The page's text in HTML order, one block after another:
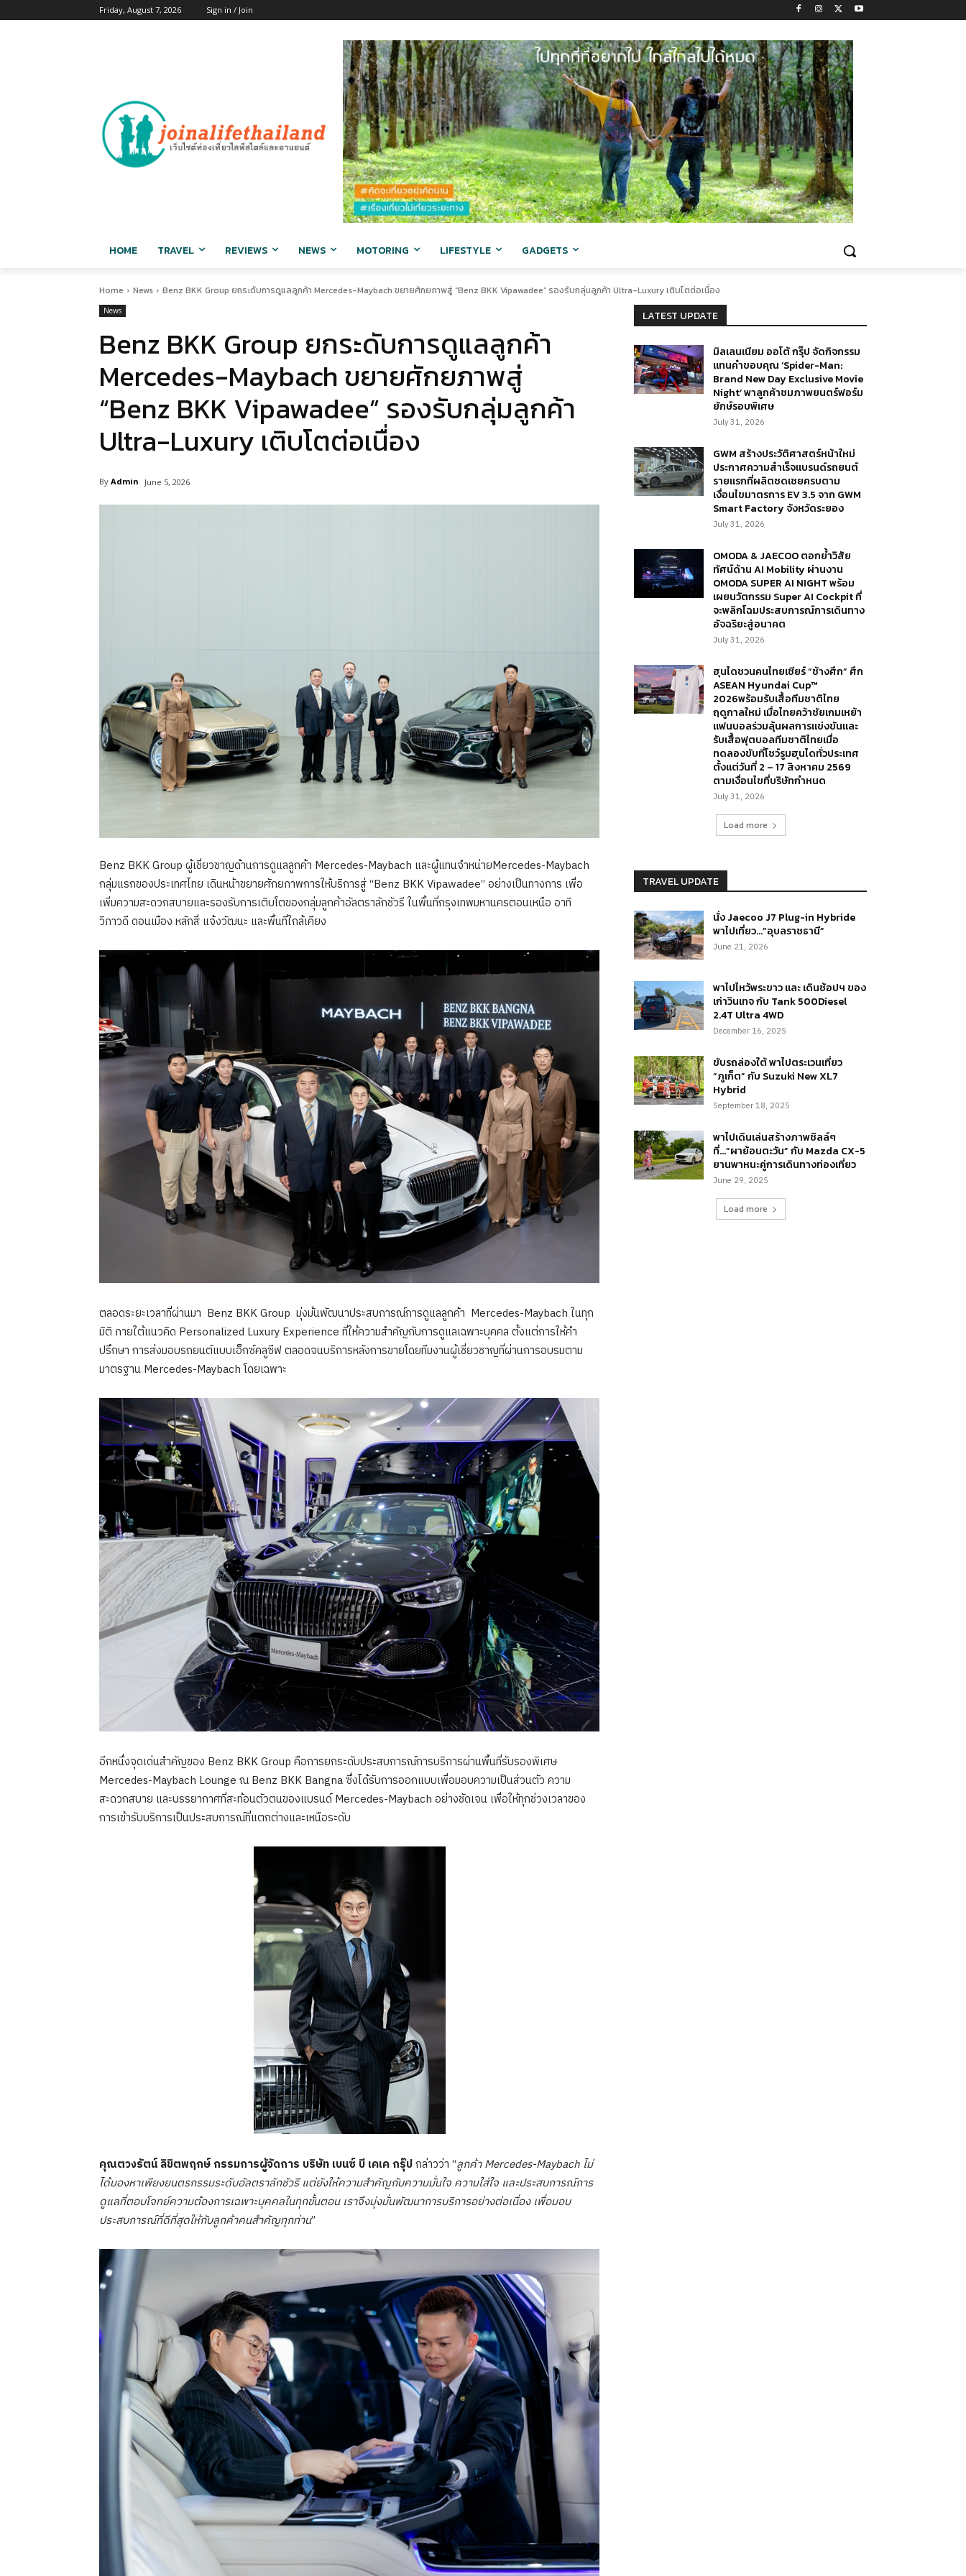
Friday, August 7, 2026 Sign in / Join
HOME TRAVEL REVIEWS NEWS MOTORING LIFESTYLE GADGETS
Home News Benz BKK Group ยกระดับการดูแลลูกค้า Mercedes-Maybach ขยายศักยภาพสู่ “Benz BKK Vipawadee” รองรับกลุ่มลูกค้า Ultra-Luxury เติบโตต่อเนื่อง
News
Benz BKK Group ยกระดับการดูแลลูกค้า
Mercedes-Maybach ขยายศักยภาพสู่
“Benz BKK Vipawadee” รองรับกลุ่มลูกค้า
Ultra-Luxury เติบโตต่อเนื่อง
By Admin June 5, 2026
Benz BKK Group ผู้เชี่ยวชาญด้านการดูแลลูกค้า Mercedes-Maybach และผู้แทนจำหน่ายMercedes-Maybach
กลุ่มแรกของประเทศไทย เดินหน้าขยายศักยภาพการให้บริการสู่ “Benz BKK Vipawadee” อย่างเป็นทางการ เพื่อ
เพิ่มความสะดวกสบายและรองรับการเติบโตของกลุ่มลูกค้าอัลตราลักชัวรี ในพื้นที่กรุงเทพมหานครตอนเหนือ อาทิ
วิภาวดี ดอนเมือง หลักสี่ แจ้งวัฒนะ และพื้นที่ใกล้เคียง
ตลอดระยะเวลาที่ผ่านมา Benz BKK Group มุ่งมั่นพัฒนาประสบการณ์การดูแลลูกค้า Mercedes-Maybach ในทุก
มิติ ภายใต้แนวคิด Personalized Luxury Experience ที่ให้ความสำคัญกับการดูแลเฉพาะบุคคล ตั้งแต่การให้คำ
ปรึกษา การส่งมอบรถยนต์แบบเอ็กซ์คลูซีฟ ตลอดจนบริการหลังการขายโดยทีมงานผู้เชี่ยวชาญที่ผ่านการอบรมตาม
มาตรฐาน Mercedes-Maybach โดยเฉพาะ
อีกหนึ่งจุดเด่นสำคัญของ Benz BKK Group คือการยกระดับประสบการณ์การบริการผ่านพื้นที่รับรองพิเศษ
Mercedes-Maybach Lounge ณ Benz BKK Bangna ซึ่งได้รับการออกแบบเพื่อมอบความเป็นส่วนตัว ความ
สะดวกสบาย และบรรยากาศที่สะท้อนตัวตนของแบรนด์ Mercedes-Maybach อย่างชัดเจน เพื่อให้ทุกช่วงเวลาของ
การเข้ารับบริการเป็นประสบการณ์ที่แตกต่างและเหนือระดับ
คุณตวงรัตน์ ลิขิตพฤกษ์กรรมการผู้จัดการ บริษัท เบนซ์ บี เคเค กรุ๊ปกล่าวว่า “ลูกค้าMercedes-Maybach ไม่
ได้มองหาเพียงยนตรกรรมระดับอัลตราลักชัวรี แต่ยังให้ความสำคัญกับความมั่นใจ ความใส่ใจ และประสบการณ์การ
ดูแลที่ตอบโจทย์ความต้องการเฉพาะบุคคลในทุกขั้นตอน เราจึงมุ่งมั่นพัฒนาการบริการอย่างต่อเนื่อง เพื่อมอบ
ประสบการณ์ที่ดีที่สุดให้กับลูกค้าคนสำคัญทุกท่าน”
LATEST UPDATE
มิลเลนเนียม ออโต้ กรุ๊ป จัดกิจกรรม
แทนคำขอบคุณ ‘Spider-Man:
Brand New Day Exclusive Movie
Night’ พาลูกค้าชมภาพยนตร์ฟอร์ม
ยักษ์รอบพิเศษ
July 31, 2026
GWM สร้างประวัติศาสตร์หน้าใหม่
ประกาศความสำเร็จแบรนด์รถยนต์
รายแรกที่ผลิตชดเชยครบตาม
เงื่อนไขมาตรการ EV 3.5 จาก GWM
Smart Factory จังหวัดระยอง
July 31, 2026
OMODA & JAECOO ตอกย้ำวิสัย
ทัศน์ด้าน AI Mobility ผ่านงาน
OMODA SUPER AI NIGHT พร้อม
เผยนวัตกรรม Super AI Cockpit ที่
จะพลิกโฉมประสบการณ์การเดินทาง
อัจฉริยะสู่อนาคต
July 31, 2026
ฮุนไดชวนคนไทยเชียร์ “ช้างศึก” ศึก
ASEAN Hyundai Cup™
2026พร้อมรับเสื้อทีมชาติไทย
ฤดูกาลใหม่ เมื่อไทยคว้าชัยเกมเหย้า
แฟนบอลร่วมลุ้นผลการแข่งขันและ
รับเสื้อฟุตบอลทีมชาติไทยเมื่อ
ทดลองขับที่โชว์รูมฮุนไดทั่วประเทศ
ตั้งแต่วันที่ 2 – 17 สิงหาคม 2569
ตามเงื่อนไขที่บริษัทกำหนด
July 31, 2026
Load more
TRAVEL UPDATE
นั่ง Jaecoo J7 Plug-in Hybride
พาไปเที่ยว…”อุบลราชธานี”
June 21, 2026
พาไปไหว้พระขาว และ เดินช้อปฯ ของ
เก่าวินเทจ กับ Tank 500Diesel
2.4T Ultra 4WD
December 16, 2025
ขับรถล่องใต้ พาไปตระเวนเที่ยว
“ภูเก็ต” กับ Suzuki New XL7
Hybrid
September 18, 2025
พาไปเดินเล่นสร้างภาพชิลล์ๆ
ที่…“ผาย้อนตะวัน” กับ Mazda CX-5
ยานพาหนะคู่การเดินทางท่องเที่ยว
June 29, 2025
Load more